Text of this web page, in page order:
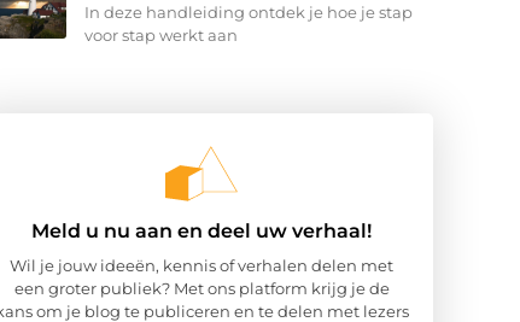
In deze handleiding ontdek je hoe je stap
voor stap werkt aan
Meld u nu aan en deel uw verhaal!
Wil je jouw ideeën, kennis of verhalen delen met
een groter publiek? Met ons platform krijg je de
om je blog te publiceren en te delen met lezers